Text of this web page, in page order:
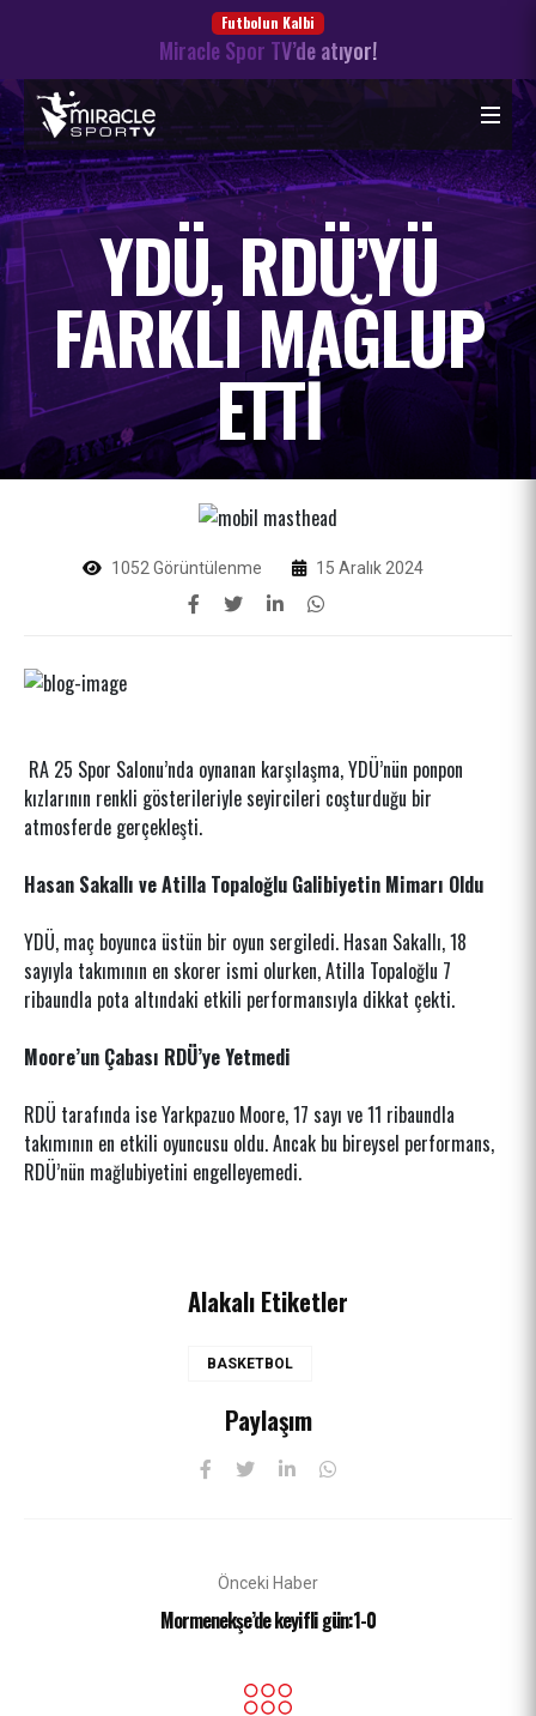
Futbolun Kalbi
Miracle Spor TV’de atıyor!
YDÜ, RDÜ’YÜ
FARKLI MAĞLUP
ETTI
1052 Görüntülenme 15 Aralık 2024
RA 25 Spor Salonu’nda oynanan karşılaşma, YDÜ’nün ponpon
kızlarının renkli gösterileriyle seyircileri coşturduğu bir
atmosferde gerçekleşti.
Hasan Sakallı ve Atilla Topaloğlu Galibiyetin Mimarı Oldu
YDÜ, maç boyunca üstün bir oyun sergiledi. Hasan Sakallı, 18
sayıyla takımının en skorer ismi olurken, Atilla Topaloğlu 7
ribaundla pota altındaki etkili performansıyla dikkat çekti.
Moore’un Çabası RDÜ’ye Yetmedi
RDÜ tarafında ise Yarkpazuo Moore, 17 sayı ve 11 ribaundla
takımının en etkili oyuncusu oldu. Ancak bu bireysel performans,
RDÜ’nün mağlubiyetini engelleyemedi.
Alakalı Etiketler
BASKETBOL
Paylaşım
Önceki Haber
Mormenekşe’de keyifli gün:1-0